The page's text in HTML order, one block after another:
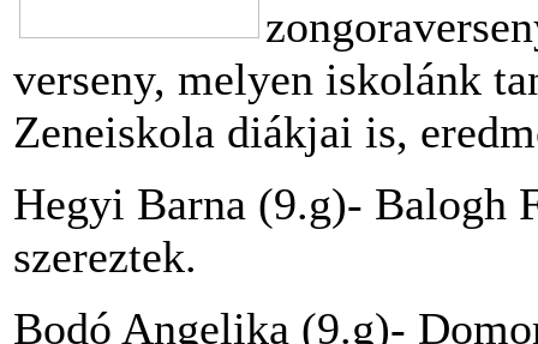
verseny, melyen iskolánk
Zeneiskola diákjai is,
Hegyi Barna (9.g)- Balogh
szereztek.
Bodó Angelika (9.g)-